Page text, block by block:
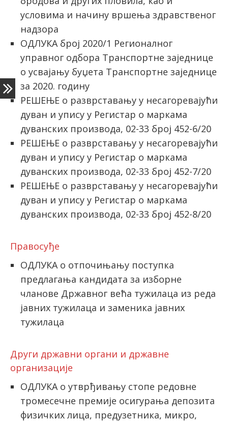
условима и начину вршења здравственог
надзора
ОДЛУКА број 2020/1 Регионалног
управног одбора Транспортне заједнице
о усвајању буџета Транспортне заједнице
за 2020. годину
РЕШЕЊЕ о разврставању у несагоревајући
дуван и упису у Регистар о маркама
дуванских производа, 02-33 број 452-6/20
РЕШЕЊЕ о разврставању у несагоревајући
дуван и упису у Регистар о маркама
дуванских производа, 02-33 број 452-7/20
РЕШЕЊЕ о разврставању у несагоревајући
дуван и упису у Регистар о маркама
дуванских производа, 02-33 број 452-8/20
Правосуђе
ОДЛУКА о отпочињању поступка
предлагања кандидата за изборне
чланове Државног већа тужилаца из реда
јавних тужилаца и заменика јавних
тужилаца
Други државни органи и државне
организације
ОДЛУКА о утврђивању стопе редовне
тромесечне премије осигурања депозита
физичких лица, предузетника, микро,